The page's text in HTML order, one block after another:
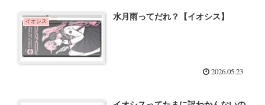
イオシス 水月雨ってだれ？【イオシス】
2026.05.23